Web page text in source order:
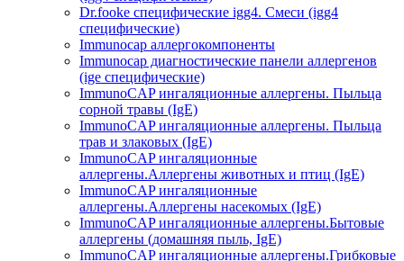
Dr.fooke специфические igg4. Смеси (igg4
специфические)
Immunocap аллергокомпоненты
Immunocap диагностические панели аллергенов
(ige специфические)
ImmunoCAP ингаляционные аллергены. Пыльца
сорной травы (IgE)
ImmunoCAP ингаляционные аллергены. Пыльца
трав и злаковых (IgE)
ImmunoCAP ингаляционные
аллергены.Аллергены животных и птиц (IgE)
ImmunoCAP ингаляционные
аллергены.Аллергены насекомых (IgE)
ImmunoCAP ингаляционные аллергены.Бытовые
аллергены (домашняя пыль, IgЕ)
ImmunoCAP ингаляционные аллергены.Грибковые